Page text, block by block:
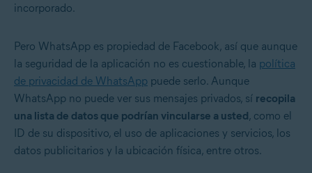
incorporado.
Pero WhatsApp es propiedad de Facebook, así que aunque
la seguridad de la aplicación no es cuestionable, la política
de privacidad de WhatsApp puede serlo. Aunque
WhatsApp no puede ver sus mensajes privados, sí recopila
una lista de datos que podrían vincularse a usted, como el
ID de su dispositivo, el uso de aplicaciones y servicios, los
datos publicitarios y la ubicación física, entre otros.